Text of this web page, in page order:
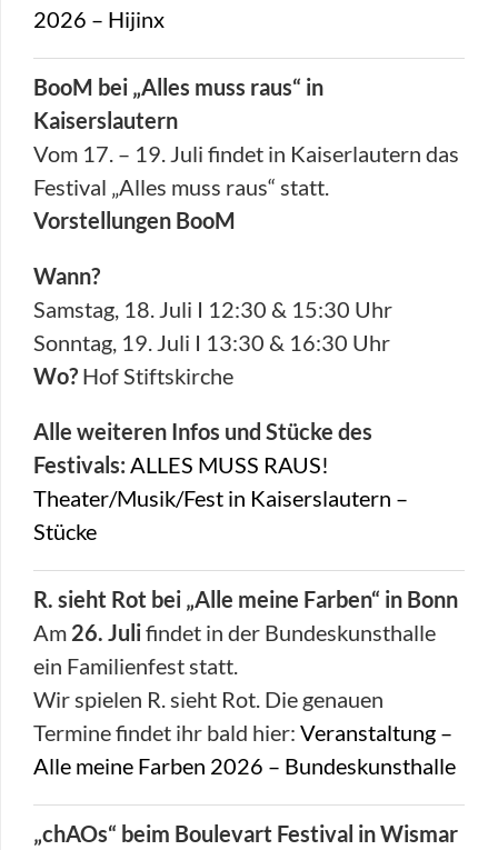
2026 – Hijinx
BooM bei „Alles muss raus“ in
Kaiserslautern
Vom 17. – 19. Juli findet in Kaiserlautern das
Festival „Alles muss raus“ statt.
Vorstellungen BooM
Wann?
Samstag, 18. Juli I 12:30 & 15:30 Uhr
Sonntag, 19. Juli I 13:30 & 16:30 Uhr
Wo? Hof Stiftskirche
Alle weiteren Infos und Stücke des
Festivals: ALLES MUSS RAUS!
Theater/Musik/Fest in Kaiserslautern –
Stücke
R. sieht Rot bei „Alle meine Farben“ in Bonn
Am 26. Julifindet in der Bundeskunsthalle
ein Familienfest statt.
Wir spielen R. sieht Rot. Die genauen
Termine findet ihr bald hier: Veranstaltung –
Alle meine Farben 2026 – Bundeskunsthalle
„chAOs“ beim Boulevart Festival in Wismar